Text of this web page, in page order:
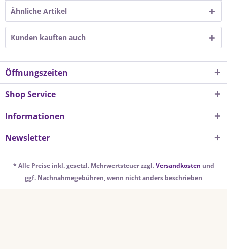
Ähnliche Artikel
Kunden kauften auch
Öffnungszeiten
Shop Service
Informationen
Newsletter
* Alle Preise inkl. gesetzl. Mehrwertsteuer zzgl.Versandkosten und
ggf. Nachnahmegebühren, wenn nicht anders beschrieben